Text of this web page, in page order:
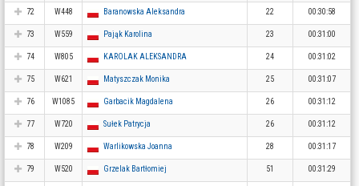
72 W448 Baranowska Aleksandra 22 00:30:58
73 W559 Pająk Karolina 23 00:31:00
74 W805 KAROLAK ALEKSANDRA 24 00:31:02
75 W621 Matyszczak Monika 25 00:31:07
76 W1085 Garbacik Magdalena 26 00:31:12
77 W720 Sułek Patrycja 26 00:31:12
78 W209 Warlikowska Joanna 28 00:31:17
79 W520 Grzelak Bartłomiej 51 00:31:29